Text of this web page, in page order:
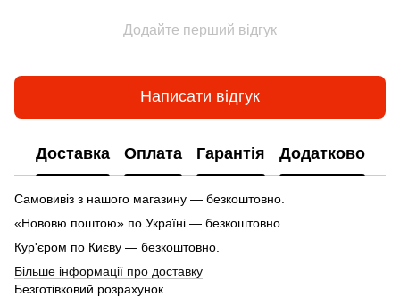
Додайте перший відгук
Написати відгук
Доставка Оплата Гарантія Додатково
Самовивіз з нашого магазину — безкоштовно.
«Нововю поштою» по Україні — безкоштовно.
Кур'єром по Києву — безкоштовно.
Більше інформації про доставку
Безготівковий розрахунок